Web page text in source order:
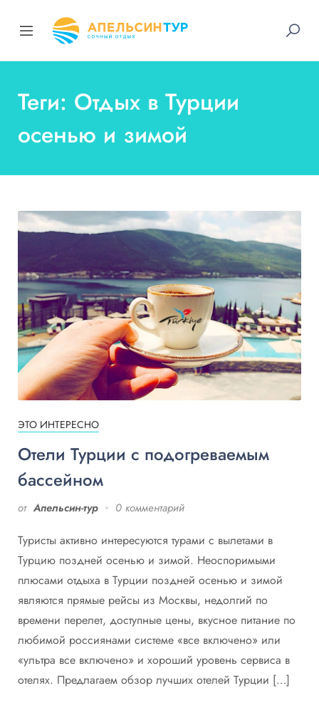
Теги: Отдых в Турции
осенью и зимой
ЭТО ИНТЕРЕСНО
Отели Турции с подогреваемым
бассейном
от Апельсин-тур 0 комментарий
Туристы активно интересуются турами с вылетами в
Турцию поздней осенью и зимой. Неоспоримыми
плюсами отдыха в Турции поздней осенью и зимой
являются прямые рейсы из Москвы, недолгий по
времени перелет, доступные цены, вкусное питание по
любимой россиянами системе «все включено» или
«ультра все включено» и хороший уровень сервиса в
отелях. Предлагаем обзор лучших отелей Турции […]